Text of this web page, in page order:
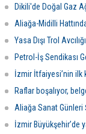
bu araçlarda düzenli
önemi de giderek artıyor.
Dikili'de Doğal Gaz
Aliağa-Midilli
Yasa Dışı Trol
Petrol-İş Sendikası
İzmir İtfaiyesi’nin ilk
Raflar boşalıyor,
Aliağa Sanat Günleri
İzmir Büyükşehir’de